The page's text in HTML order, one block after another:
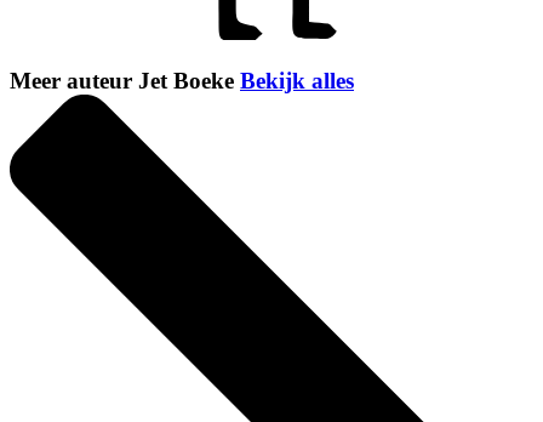
Meer auteur Jet Boeke Bekijk alles